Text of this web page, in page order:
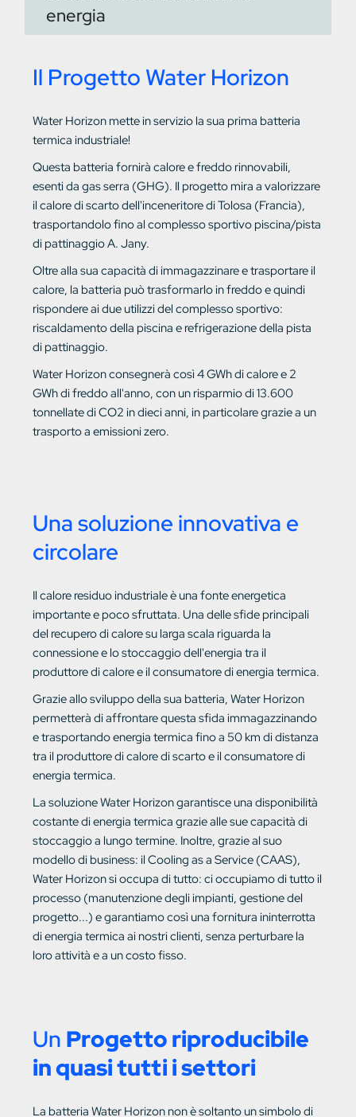
energia
Il Progetto Water Horizon
Water Horizon mette in servizio la sua prima batteria
termica industriale!
Questa batteria fornirà calore e freddo rinnovabili,
esenti da gas serra (GHG). Il progetto mira a valorizzare
il calore di scarto dell'inceneritore di Tolosa (Francia),
trasportandolo fino al complesso sportivo piscina/pista
di pattinaggio A. Jany.
Oltre alla sua capacità di immagazzinare e trasportare il
calore, la batteria può trasformarlo in freddo e quindi
rispondere ai due utilizzi del complesso sportivo:
riscaldamento della piscina e refrigerazione della pista
di pattinaggio.
Water Horizon consegnerà così 4 GWh di calore e 2
GWh di freddo all'anno, con un risparmio di 13.600
tonnellate di CO2 in dieci anni, in particolare grazie a un
trasporto a emissioni zero.
Una soluzione innovativa e
circolare
Il calore residuo industriale è una fonte energetica
importante e poco sfruttata. Una delle sfide principali
del recupero di calore su larga scala riguarda la
connessione e lo stoccaggio dell'energia tra il
produttore di calore e il consumatore di energia termica.
Grazie allo sviluppo della sua batteria, Water Horizon
permetterà di affrontare questa sfida immagazzinando
e trasportando energia termica fino a 50 km di distanza
tra il produttore di calore di scarto e il consumatore di
energia termica.
La soluzione Water Horizon garantisce una disponibilità
costante di energia termica grazie alle sue capacità di
stoccaggio a lungo termine. Inoltre, grazie al suo
modello di business: il Cooling as a Service (CAAS),
Water Horizon si occupa di tutto: ci occupiamo di tutto il
processo (manutenzione degli impianti, gestione del
progetto...) e garantiamo così una fornitura ininterrotta
di energia termica ai nostri clienti, senza perturbare la
loro attività e a un costo fisso.
Un Progetto riproducibile
in quasi tutti i settori
La batteria Water Horizon non è soltanto un simbolo di